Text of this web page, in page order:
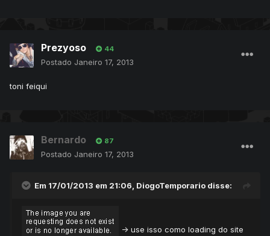
Prezyoso 44
Postado Janeiro 17, 2013
toni feiqui
Bernardo 87
Postado Janeiro 17, 2013
Em 17/01/2013 em 21:06, DiogoTemporario disse:
-> use isso como loading do site